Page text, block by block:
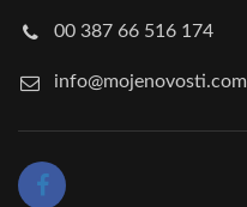
00 387 66 516 174
info@mojenovosti.com